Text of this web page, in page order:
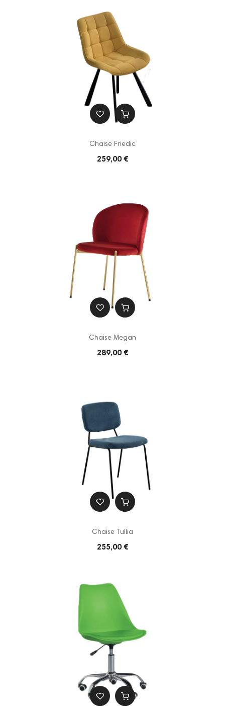
Chaise Friedic
259,00 €
Chaise Megan
289,00 €
Chaise Tullia
255,00 €